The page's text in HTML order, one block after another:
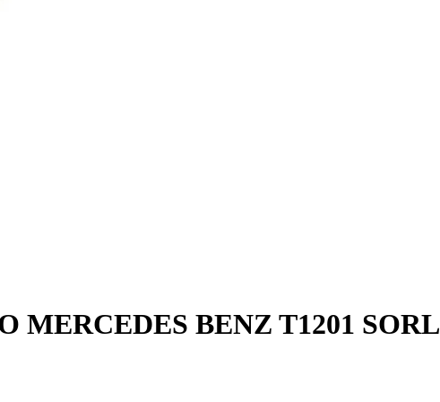
MERCEDES BENZ T1201 SORL